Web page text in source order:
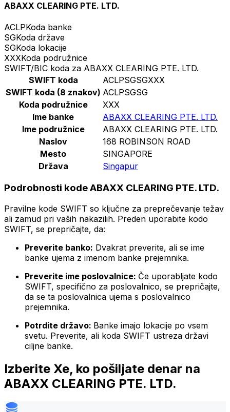
ABAXX CLEARING PTE. LTD.
ACLPKoda banke
SGKoda države
SGKoda lokacije
XXXKoda podružnice
SWIFT/BIC koda za ABAXX CLEARING PTE. LTD.
SWIFT koda
ACLPSGSGXXX
SWIFT koda (8 znakov) ACLPSGSG
Koda podružnice
XXX
Ime banke
ABAXX CLEARING PTE. LTD.
Ime podružnice
ABAXX CLEARING PTE. LTD.
Naslov
168 ROBINSON ROAD
Mesto
SINGAPORE
Država
Singapur
Podrobnosti kode ABAXX CLEARING PTE. LTD.
Pravilne kode SWIFT so ključne za preprečevanje težav
ali zamud pri vaših nakazilih. Preden uporabite kodo
SWIFT, se prepričajte, da:
Preverite banko: Dvakrat preverite, ali se ime
banke ujema z imenom banke prejemnika.
Preverite ime poslovalnice: Če uporabljate kodo
SWIFT, specifično za poslovalnico, se prepričajte,
da se ta poslovalnica ujema s poslovalnico
prejemnika.
Potrdite državo: Banke imajo lokacije po vsem
svetu. Preverite, ali koda SWIFT ustreza državi
ciljne banke.
Izberite Xe, ko pošiljate denar na
ABAXX CLEARING PTE. LTD.